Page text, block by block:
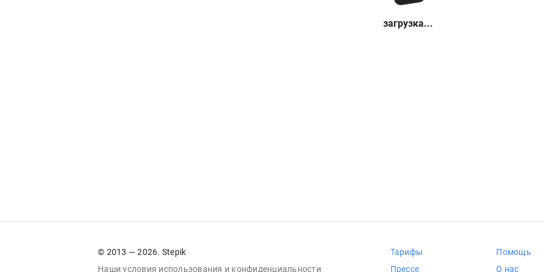
загрузка...
© 2013 — 2026. Stepik
Наши условия использования и конфиденциальности
Тарифы
Прессе
Помощь
О нас